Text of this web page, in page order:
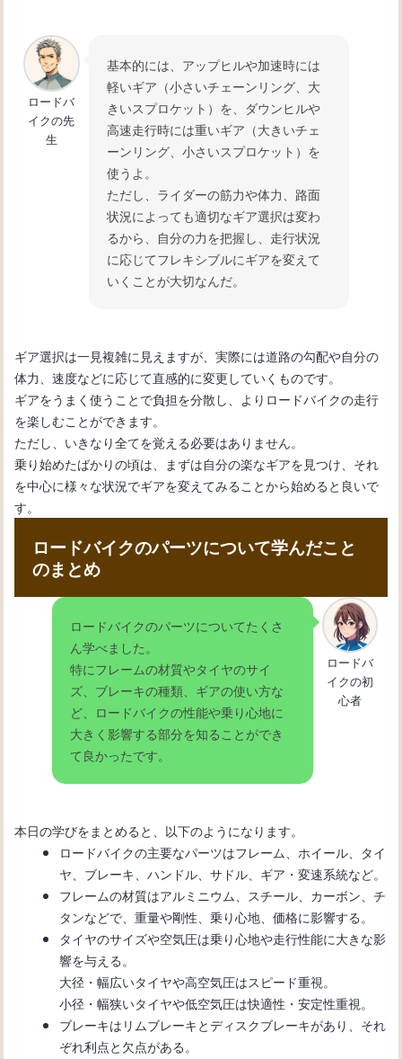
ロードバ
イクの先
生
基本的には、アップヒルや加速時には
軽いギア（小さいチェーンリング、大
きいスプロケット）を、ダウンヒルや
高速走行時には重いギア（大きいチェ
ーンリング、小さいスプロケット）を
使うよ。
ただし、ライダーの筋力や体力、路面
状況によっても適切なギア選択は変わ
るから、自分の力を把握し、走行状況
に応じてフレキシブルにギアを変えて
いくことが大切なんだ。
ギア選択は一見複雑に見えますが、実際には道路の勾配や自分の
体力、速度などに応じて直感的に変更していくものです。
ギアをうまく使うことで負担を分散し、よりロードバイクの走行
を楽しむことができます。
ただし、いきなり全てを覚える必要はありません。
乗り始めたばかりの頃は、まずは自分の楽なギアを見つけ、それ
を中心に様々な状況でギアを変えてみることから始めると良いで
す。
ロードバイクのパーツについて学んだこと
のまとめ
ロードバイクのパーツについてたくさ
ん学べました。
特にフレームの材質やタイヤのサイ
ズ、ブレーキの種類、ギアの使い方な
ど、ロードバイクの性能や乗り心地に
大きく影響する部分を知ることができ
て良かったです。
ロードバ
イクの初
心者
本日の学びをまとめると、以下のようになります。
ロードバイクの主要なパーツはフレーム、ホイール、タイ
ヤ、ブレーキ、ハンドル、サドル、ギア・変速系統など。
フレームの材質はアルミニウム、スチール、カーボン、チ
タンなどで、重量や剛性、乗り心地、価格に影響する。
タイヤのサイズや空気圧は乗り心地や走行性能に大きな影
響を与える。
大径・幅広いタイヤや高空気圧はスピード重視。
小径・幅狭いタイヤや低空気圧は快適性・安定性重視。
ブレーキはリムブレーキとディスクブレーキがあり、それ
ぞれ利点と欠点がある。